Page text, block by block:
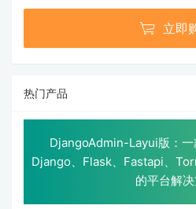
 立即
热门产品
DjangoAdmin-Layui版：
Django、Flask、Fastapi、
的平台解